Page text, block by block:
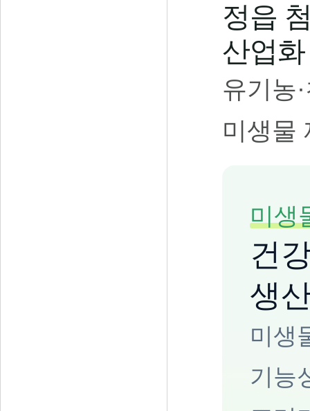
정읍
산업
유기농
미생물
미생
건
생
미생
기능